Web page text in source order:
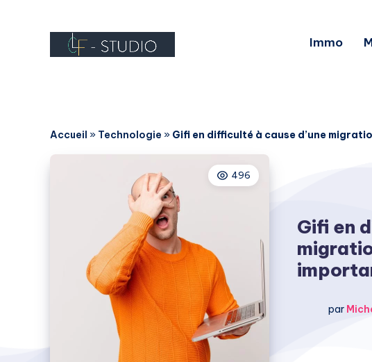
Immo
Accueil » Technologie » Gifi en difficulté à cause d’une
496
Gifi en
par